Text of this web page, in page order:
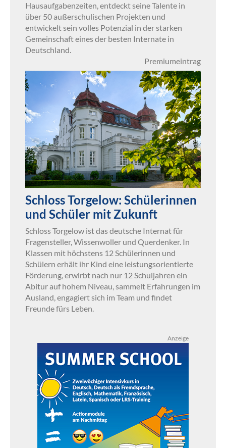
Hausaufgabenzeiten, entdeckt seine Talente in
über 50 außerschulischen Projekten und
entwickelt sein volles Potenzial in der starken
Gemeinschaft eines der besten Internate in
Deutschland.
Premiumeintrag
Schloss Torgelow: Schülerinnen
und Schüler mit Zukunft
Schloss Torgelow ist das deutsche Internat für
Fragensteller, Wissenwoller und Querdenker. In
Klassen mit höchstens 12 Schülerinnen und
Schülern erhält ihr Kind eine leistungsorientierte
Förderung, erwirbt nach nur 12 Schuljahren ein
Abitur auf hohem Niveau, sammelt Erfahrungen im
Ausland, engagiert sich im Team und findet
Freunde fürs Leben.
Anzeige